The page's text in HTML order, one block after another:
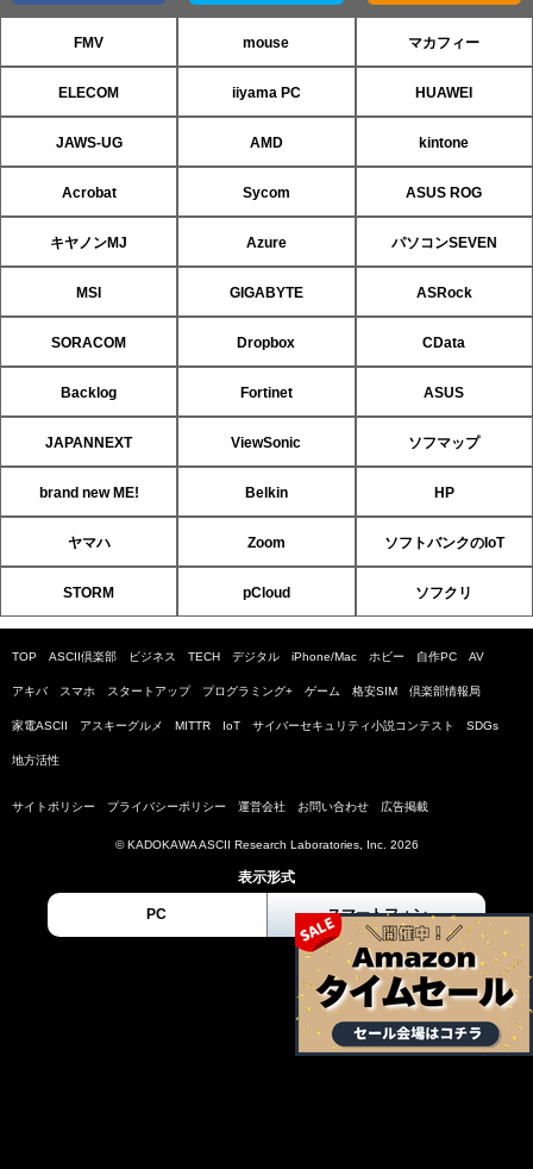
FMV mouse マカフィー
ELECOM iiyama PC HUAWEI
JAWS-UG AMD kintone
Acrobat Sycom ASUS ROG
キヤノンMJ Azure パソコンSEVEN
MSI GIGABYTE ASRock
SORACOM Dropbox CData
Backlog Fortinet ASUS
JAPANNEXT ViewSonic ソフマップ
brand new ME! Belkin HP
ヤマハ Zoom ソフトバンクのIoT
STORM pCloud ソフクリ
TOP ASCII倶楽部 ビジネス TECH デジタル iPhone/Mac ホビー 自作PC AV
アキバ スマホ スタートアップ プログラミング+ ゲーム 格安SIM 倶楽部情報局
家電ASCII アスキーグルメ MITTR IoT サイバーセキュリティ小説コンテスト SDGs
地方活性
サイトポリシー プライバシーポリシー 運営会社 お問い合わせ 広告掲載
© KADOKAWA ASCII Research Laboratories, Inc. 2026
表示形式
PC スマートフォン